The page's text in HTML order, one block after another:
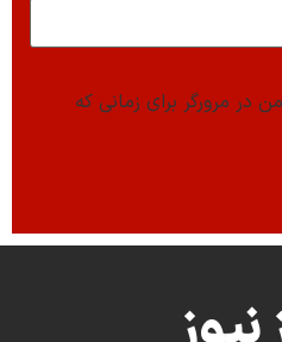
در مرورگر برای زمانی که